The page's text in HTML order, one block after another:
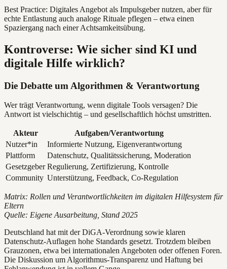
Best Practice: Digitales Angebot als Impulsgeber nutzen, aber für
echte Entlastung auch analoge Rituale pflegen – etwa einen
Spaziergang nach einer Achtsamkeitsübung.
Kontroverse: Wie sicher sind KI und
digitale Hilfe wirklich?
Die Debatte um Algorithmen & Verantwortung
Wer trägt Verantwortung, wenn digitale Tools versagen? Die
Antwort ist vielschichtig – und gesellschaftlich höchst umstritten.
Akteur
Aufgaben/Verantwortung
Nutzer*in
Informierte Nutzung, Eigenverantwortung
Plattform
Datenschutz, Qualitätssicherung, Moderation
Gesetzgeber Regulierung, Zertifizierung, Kontrolle
Community Unterstützung, Feedback, Co-Regulation
Matrix: Rollen und Verantwortlichkeiten im digitalen Hilfesystem für
Eltern
Quelle: Eigene Ausarbeitung, Stand 2025
Deutschland hat mit der DiGA-Verordnung sowie klaren
Datenschutz-Auflagen hohe Standards gesetzt. Trotzdem bleiben
Grauzonen, etwa bei internationalen Angeboten oder offenen Foren.
Die Diskussion um Algorithmus-Transparenz und Haftung bei